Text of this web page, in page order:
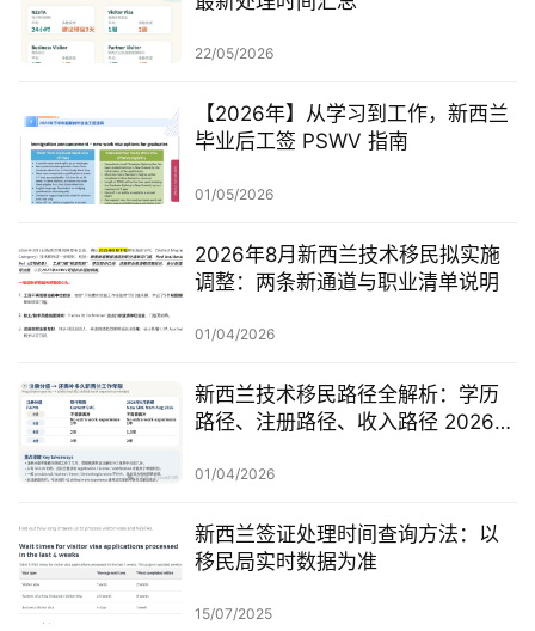
22/05/2026
【2026年】从学习到工作，新西兰
毕业后工签 PSWV 指南
01/05/2026
2026年8月新西兰技术移民拟实施
调整：两条新通道与职业清单说明
01/04/2026
新西兰技术移民路径全解析：学历
路径、注册路径、收入路径 2026年
01/04/2026
新西兰签证处理时间查询方法：以
移民局实时数据为准
15/07/2025